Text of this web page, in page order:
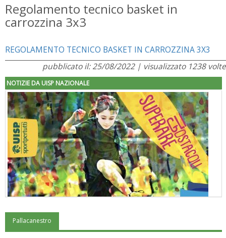
Regolamento tecnico basket in
carrozzina 3x3
REGOLAMENTO TECNICO BASKET IN CARROZZINA 3X3
pubblicato il: 25/08/2022 | visualizzato 1238 volte
NOTIZIE DA UISP NAZIONALE
"Superare gli ostacoli": la relazione di Tiziano Pesce al CN Uisp
Pallacanestro